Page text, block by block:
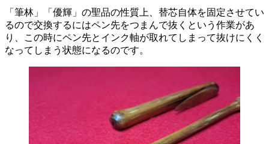
「筆林」「優輝」の聖品の性質上、替芯自体を固定させてい
るので交換するにはペン先をつまんで抜くという作業があ
り、この時にペン先とインク軸が取れてしまって抜けにくく
なってしまう状態になるのです。